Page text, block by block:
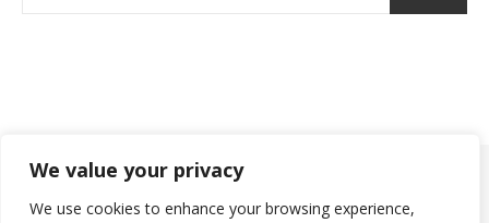
We value your privacy
We use cookies to enhance your browsing experience,
2026 ©
Ashe Theme by WP Royal.